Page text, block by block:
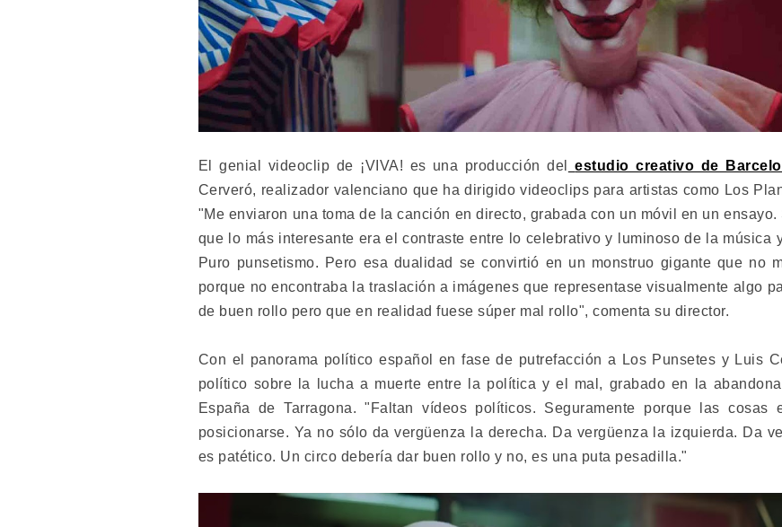
El genial videoclip de ¡VIVA! es una producción del estudio creativo de
Cerveró, realizador valenciano que ha dirigido videoclips para artistas como Los
"Me enviaron una toma de la canción en directo, grabada con un móvil en un
que lo más interesante era el contraste entre lo celebrativo y luminoso de la música
Puro punsetismo. Pero esa dualidad se convirtió en un monstruo gigante que no
porque no encontraba la traslación a imágenes que representase visualmente algo
de buen rollo pero que en realidad fuese súper mal rollo", comenta su director.
Con el panorama político español en fase de putrefacción a Los Punsetes y Luis
político sobre la lucha a muerte entre la política y el mal, grabado en la
España de Tarragona. "Faltan vídeos políticos. Seguramente porque las cosas
posicionarse. Ya no sólo da vergüenza la derecha. Da vergüenza la izquierda. Da
es patético. Un circo debería dar buen rollo y no, es una puta pesadilla."